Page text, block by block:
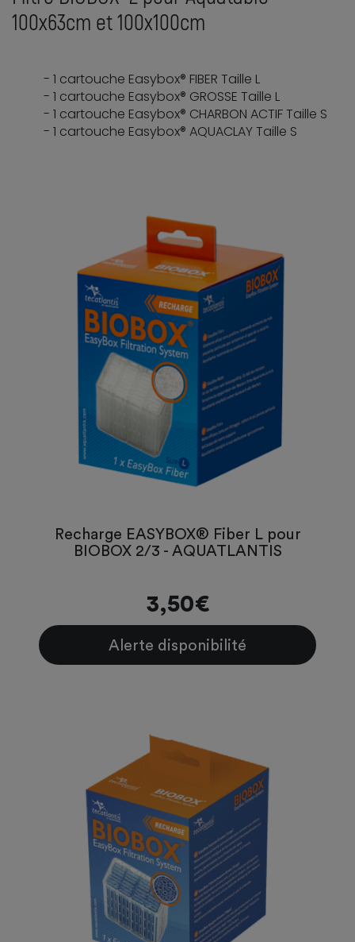
100x63cm et 100x100cm
- 1 cartouche Easybox® FIBER Taille L
- 1 cartouche Easybox® GROSSE Taille L
- 1 cartouche Easybox® CHARBON ACTIF Taille S
- 1 cartouche Easybox® AQUACLAY Taille S
Recharge EASYBOX® Fiber L pour
BIOBOX 2/3 - AQUATLANTIS
3,50€
Alerte disponibilité